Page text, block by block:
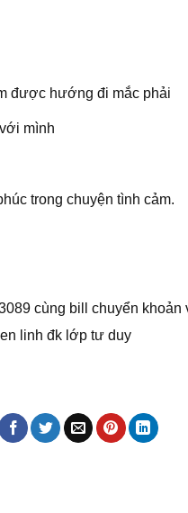
được hướng đi mắc phải
mình
trong chuyện tình cảm.
cùng bill chuyển
linh đk lớp tư duy